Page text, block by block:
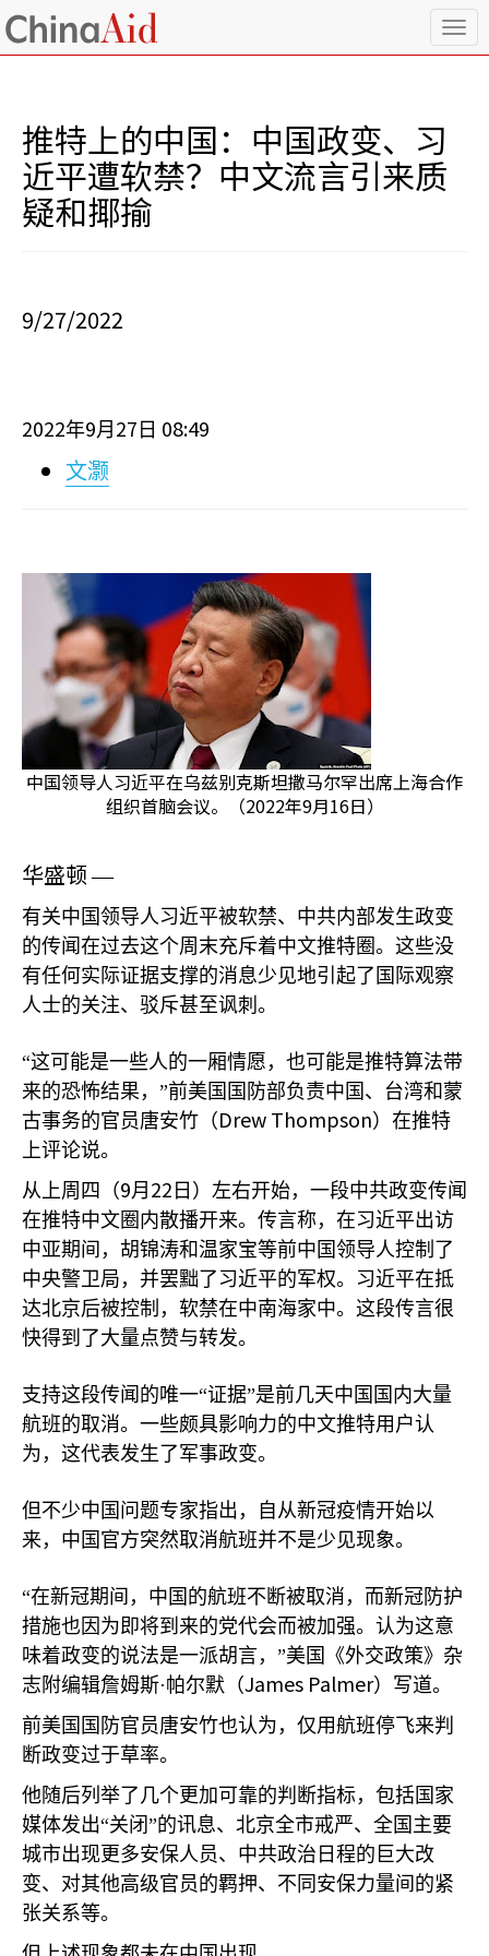
T
o
推特上的中国：中国政变、习
近平遭软禁？中文流言引来质
疑和揶揄
9/27/2022
2022年9月 27 日 08:49
文灏
中国领导人习近平在乌兹别克斯坦撒马尔罕出席上海合作
组织首脑会议。（2022年9月16日）
华盛顿 —
有关中国领导人习近平被软禁、中共内部发生政变
的传闻在过去这个周末充斥着中文推特圈。这些没
有任何实际证据支撑的消息少见地引起了国际观察
人士的关注、驳斥甚至讽刺。
“这可能是一些人的一厢情愿，也可能是推特算法带
来的恐怖结果，”前美国国防部负责中国、台湾和蒙
古事务的官员唐安竹（ Drew Thompson）在推特
上评论说。
从上周四（9月 22 日）左右开始，一段中共政变传闻
在推特中文圈内散播开来。传言称，在习近平出访
中亚期间，胡锦涛和温家宝等前中国领导人控制了
中央警卫局，并罢黜了习近平的军权。习近平在抵
达北京后被控制，软禁在中南海家中。这段传言很
快得到了大量点赞与转发。
支持这段传闻的唯一“证据”是前几天中国国内大量
航班的取消。一些颇具影响力的中文推特用户认
为，这代表发生了军事政变。
但不少中国问题专家指出，自从新冠疫情开始以
来，中国官方突然取消航班并不是少见现象。
“在新冠期间，中国的航班不断被取消，而新冠防护
措施也因为即将到来的党代会而被加强。认为这意
味着政变的说法是一派胡言，”美国《外交政策》杂
志附编辑詹姆斯·帕尔默（James Palmer）写道。
前美国国防官员唐安竹也认为，仅用航班停飞来判
断政变过于草率。
他随后列举了几个更加可靠的判断指标，包括国家
媒体发出“关闭”的讯息、北京全市戒严、全国主要
城市出现更多安保人员、中共政治日程的巨大改
变、对其他高级官员的羁押、不同安保力量间的紧
张关系等。